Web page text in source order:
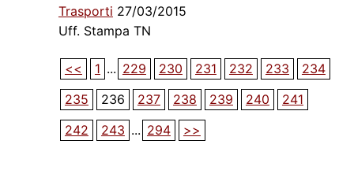
Trasporti 27/03/2015
Uff. Stampa TN
<< 1 ... 229 230 231 232 233
234
235
236 237 238 239 240
241
242
243 ... 294 >>